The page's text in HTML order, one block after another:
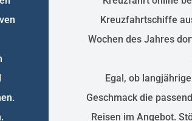
Kreuzfahrtschiffe
Wochen des Jahres
Egal, ob
Geschmack die
Reisen im Angebot.